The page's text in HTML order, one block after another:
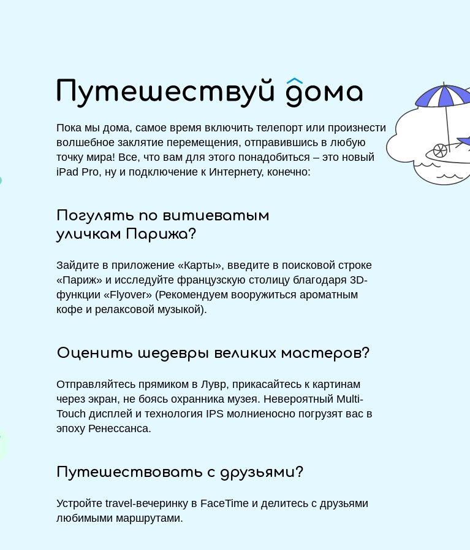
Пока мы дома, самое время включить телепорт или произнести
волшебное заклятие перемещения, отправившись в любую
точку мира! Все, что вам для этого понадобиться – это новый
iPad Pro, ну и подключение к Интернету, конечно:
Погулять по витиеватым
уличкам Парижа?
Зайдите в приложение «Карты», введите в поисковой строке
«Париж» и исследуйте французскую столицу благодаря 3D-
функции «Flyover» (Рекомендуем вооружиться ароматным
кофе и релаксовой музыкой).
Отправляйтесь прямиком в Лувр, прикасайтесь к картинам
через экран, не боясь охранника музея. Невероятный Multi-
Touch дисплей и технология IPS молниеносно погрузят вас в
эпоху Ренессанса.
Оценить шедевры великих мастеров?
Путешествовать с друзьями?
Устройте travel-вечеринку в FaceTime и делитесь с друзьями
любимыми маршрутами.